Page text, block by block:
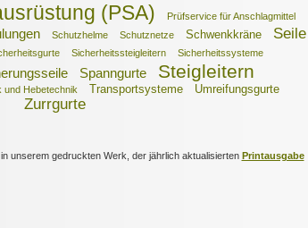
(PSA) Prüfservice für Anschlagmittel
Schutzhelme Schutznetze Schwenkkräne Seile
Sicherheitssteigleitern Sicherheitssysteme
Spanngurte Steigleitern
und Hebetechnik Transportsysteme Umreifungsgurte
Zurrgurte
unserem gedruckten Werk, der jährlich aktualisierten Printausgabe